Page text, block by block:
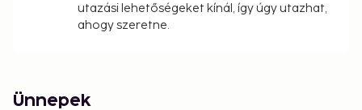
utazási lehetőségeket kínál, így úgy utazhat,
ahogy szeretne.
Ünnepek